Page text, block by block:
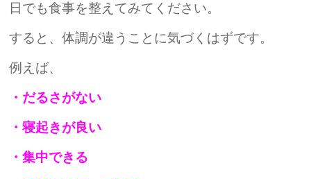
日でも食事を整えてみてください。
すると、体調が違うことに気づくはずです。
例えば、
・だるさがない
・寝起きが良い
・集中できる